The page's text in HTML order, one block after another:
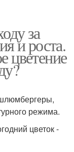
за
и роста.
цветение
режима.
цветок -